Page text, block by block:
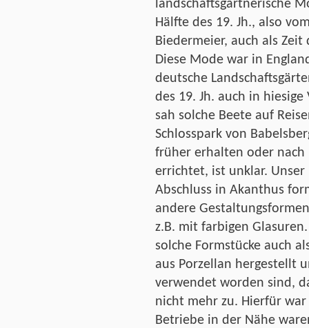
landschaftsgärtnerische
Hälfte des 19. Jh., also
Biedermeier, auch als
Diese Mode war in
deutsche
des 19. Jh. auch in
sah solche Beete auf
Schlosspark von
früher erhalten oder
errichtet, ist unklar.
Abschluss in Akanthus
andere
z.B. mit farbigen
solche Formstücke auch
aus Porzellan hergestellt
verwendet worden sind,
nicht mehr zu. Hierfür
Betriebe in der Nähe